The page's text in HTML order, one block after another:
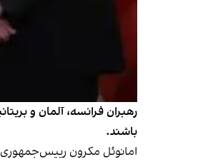
رهبران فرانسه، آلمان و
باشند.
امانوئل مکرون رییس‌جمهوری